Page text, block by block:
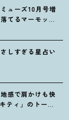
ューズ10月号増
てるマーモット
しすぎる星占い
感で肩かけも快
ティ」のトート